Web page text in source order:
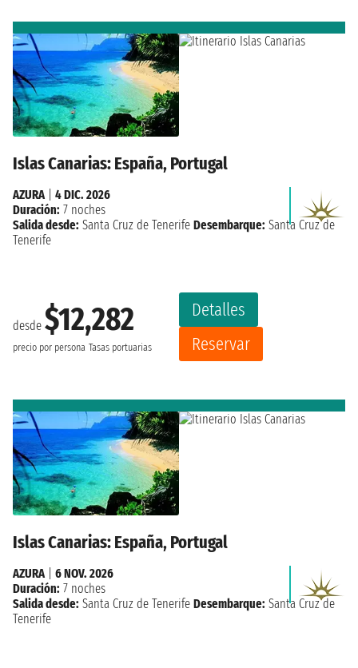
Islas Canarias: España, Portugal
desde $12,282
precio por persona Tasas portuarias
Detalles
Reservar
AZURA| 4 DIC. 2026
Duración: 7 noches
Salida desde: Santa Cruz de Tenerife Desembarque: Santa Cruz de
Tenerife
Islas Canarias: España, Portugal
AZURA| 6 NOV. 2026
Duración: 7 noches
Salida desde: Santa Cruz de Tenerife Desembarque: Santa Cruz de
Tenerife